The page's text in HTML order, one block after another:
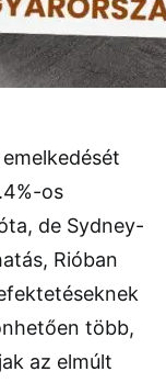
os
de Sydney-
Rióban
több,
az elmúlt